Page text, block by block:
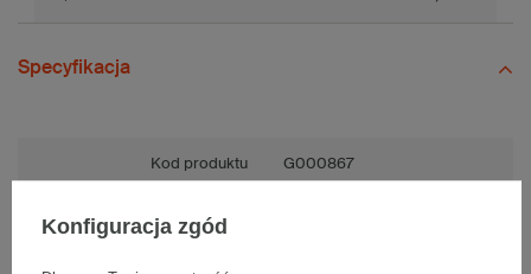
Specyfikacja
Kod produktu G000867
Rodzaj wysyłki
Konfiguracja zgód